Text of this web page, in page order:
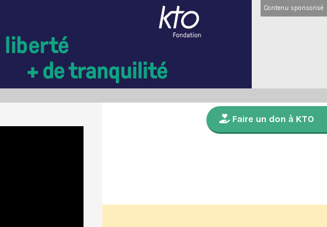
Contenu sponsorisé
Faire un don à KTO